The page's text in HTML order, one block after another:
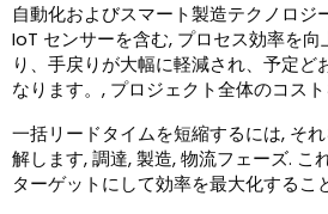
自動化およびスマート製造テクノロジ
IoT センサーを含む, プロセス効率を向
り、手戻りが大幅に軽減され、予定ど
なります。, プロジェクト全体のコス
一括リードタイムを短縮するには, そ
解します, 調達, 製造, 物流フェーズ. こ
ターゲットにして効率を最大化するこ